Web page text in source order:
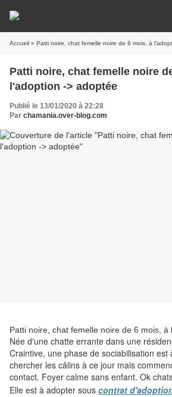
Accueil » Patti noire, chat femelle noire de 6 mois, à
Patti noire, chat femelle noire
l'adoption -> adoptée
Publié le 13/01/2020 à 22:28
Par chamania.over-blog.com
Patti noire, chat femelle noire de 6 mois, à
Née d'une chatte errante dans une
Craintive, une phase de sociabilisation est
chercher les câlins à ce jour mais
contact. Foyer calme sans enfant. Ok
Elle est à adopter sous contrat